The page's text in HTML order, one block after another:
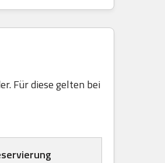
Für diese gelten bei